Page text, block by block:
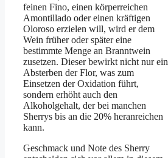
feinen Fino, einen körperreichen
Amontillado oder einen kräftigen
Oloroso erzielen will, wird er dem
Wein früher oder später eine
bestimmte Menge an Branntwein
zusetzen. Dieser bewirkt nicht nur ein
Absterben der Flor, was zum
Einsetzen der Oxidation führt,
sondern erhöht auch den
Alkoholgehalt, der bei manchen
Sherrys bis an die 20% heranreichen
kann.
Geschmack und Note des Sherry